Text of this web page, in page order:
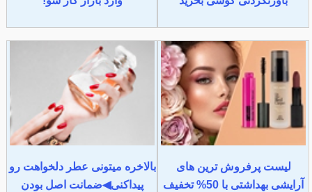
لیست پرفروش ترین های
آرایشی بهداشتی با 50% تخفیف
بالاخره میتونی عطر دلخواهت رو
پیداکنی◀ضمانت اصل بودن